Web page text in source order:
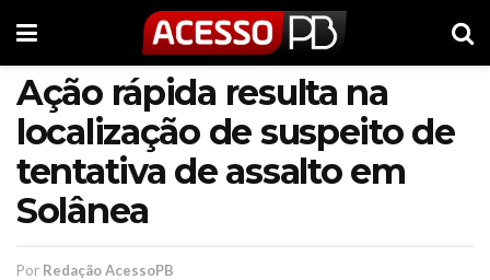
Ação rápida resulta na
localização de suspeito de
tentativa de assalto em
Solânea
Por Redação AcessoPB